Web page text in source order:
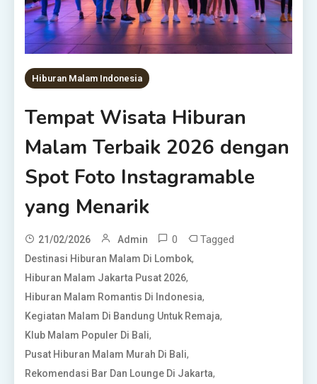
Hiburan Malam Indonesia
Tempat Wisata Hiburan
Malam Terbaik 2026 dengan
Spot Foto Instagramable
yang Menarik
21/02/2026 Admin 0 Tagged
Destinasi Hiburan Malam Di Lombok,
Hiburan Malam Jakarta Pusat 2026,
Hiburan Malam Romantis Di Indonesia,
Kegiatan Malam Di Bandung Untuk Remaja,
Klub Malam Populer Di Bali,
Pusat Hiburan Malam Murah Di Bali,
Rekomendasi Bar Dan Lounge Di Jakarta,